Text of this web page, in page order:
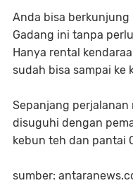
Anda bisa berkunjung
Gadang ini tanpa
Hanya rental
sudah bisa sampai ke
Sepanjang perjalanan
disuguhi dengan
kebun teh dan pantai
sumber: